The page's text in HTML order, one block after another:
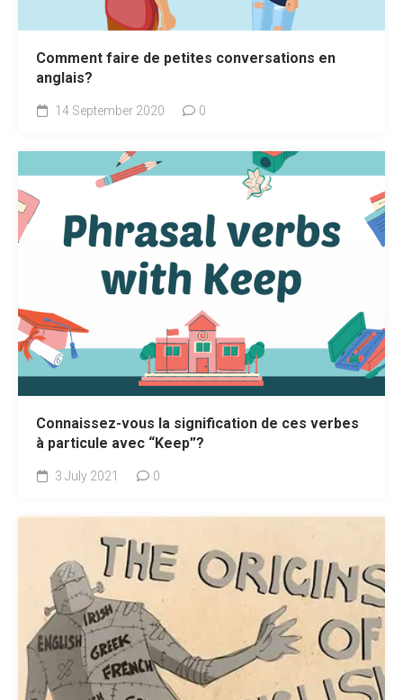
Comment faire de petites conversations en
anglais?
14 September 2020 0
Connaissez-vous la signification de ces verbes
à particule avec “Keep”?
3 July 2021 0